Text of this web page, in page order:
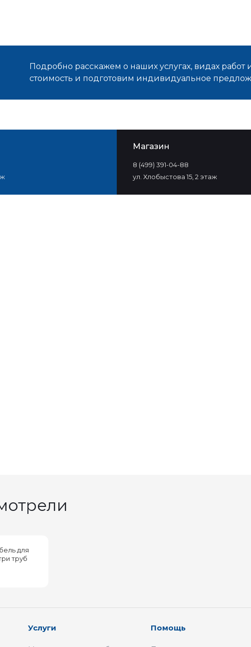
Подробно расскажем о наших услугах, видах работ
стоимость и подготовим индивидуальное
Магазин
8 (499) 391-04-88
ул. Хлобыстова 15, 2 этаж
для
труб
Услуги Помощь